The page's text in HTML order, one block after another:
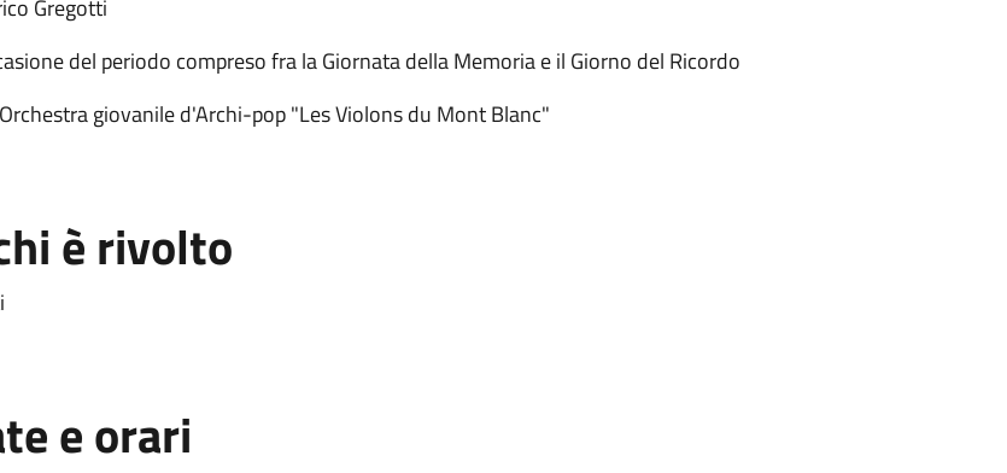
Gregotti
del periodo compreso fra la Giornata della Memoria e il Giorno del Ricordo
giovanile d'Archi-pop "Les Violons du Mont Blanc"
è rivolto
e orari